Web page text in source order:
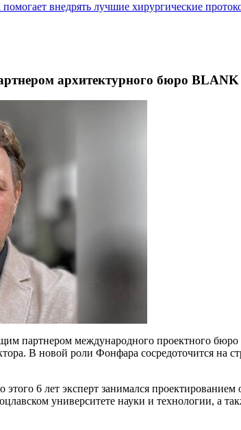
внедрять лучшие хирургические
архитектурного бюро BLANK
партнером международного проектного
В новой роли Фонфара сосредоточится на
этого 6 лет эксперт занимался
университете науки и технологии, а